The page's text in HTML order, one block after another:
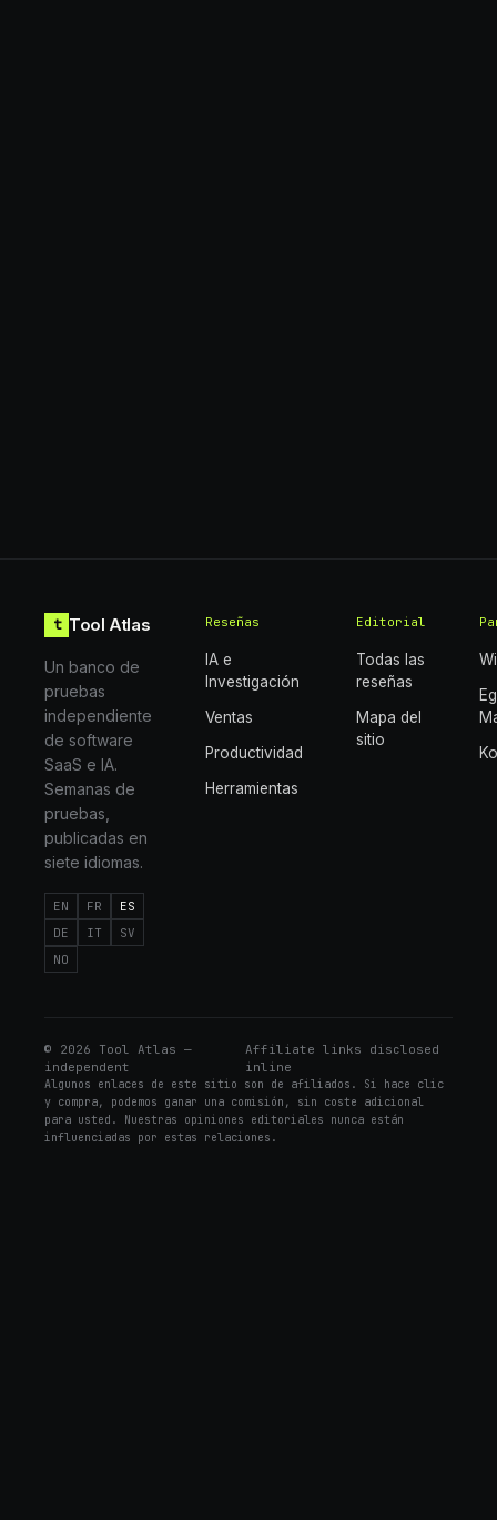
t Tool Atlas
Un banco de
pruebas
independiente
de software
SaaS e IA.
Semanas de
pruebas,
publicadas en
siete idiomas.
EN FR
ES
DE
IT
SV
NO
Reseñas
IA e
Investigación
Ventas
Productividad
Herramientas
Editorial
Todas las
reseñas
Mapa del
sitio
© 2026 Tool Atlas —
independent
Affiliate links disclosed
inline
Algunos enlaces de este sitio son de afiliados. Si hace clic
y compra, podemos ganar una comisión, sin coste adicional
para usted. Nuestras opiniones editoriales nunca están
influenciadas por estas relaciones.